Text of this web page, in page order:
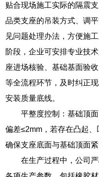
贴合现场施工实际的隔震
品类支座的吊装方式、调
见问题处理办法，方便施
阶段，企业可安排专业技
座进场核验、基础基面验
等全流程环节，及时纠正
安装质量底线。
平整度控制：基础顶
偏差≤2mm，若存在凸起、
确保支座底面与基础顶面紧
在生产过程中，公司